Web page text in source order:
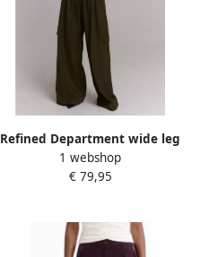
Refined Department wide leg
cargobroek met plooien
donkergroen
1 webshop
€ 79,95